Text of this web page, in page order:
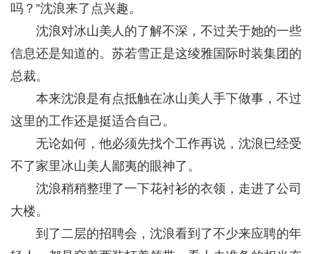
吗？”沈浪来了点兴趣。
沈浪对冰山美人的了解不深，不过关于她的一些
信息还是知道的。苏若雪正是这绫雅国际时装集团的
总裁。
本来沈浪是有点抵触在冰山美人手下做事，不过
这里的工作还是挺适合自己。
无论如何，他必须先找个工作再说，沈浪已经受
不了家里冰山美人鄙夷的眼神了。
沈浪稍稍整理了一下花衬衫的衣领，走进了公司
大楼。
到了二层的招聘会，沈浪看到了不少来应聘的年